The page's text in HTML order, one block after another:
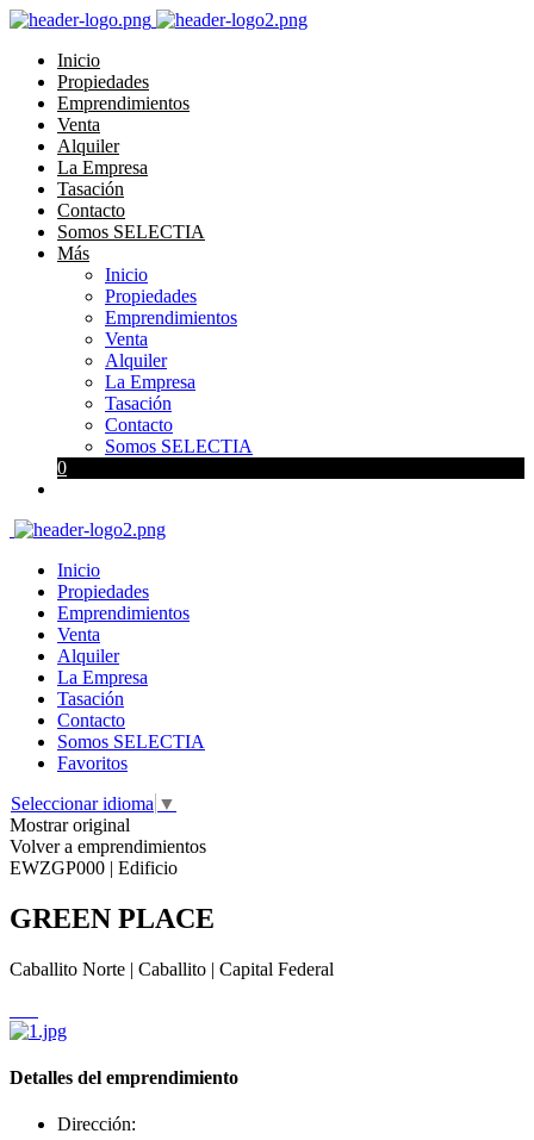
Inicio
Propiedades
Emprendimientos
Venta
Alquiler
La Empresa
Tasación
Contacto
Somos SELECTIA
Más
Inicio
Propiedades
Emprendimientos
Venta
Alquiler
La Empresa
Tasación
Contacto
Somos SELECTIA
0
Inicio
Propiedades
Emprendimientos
Venta
Alquiler
La Empresa
Tasación
Contacto
Somos SELECTIA
Favoritos
Seleccionar idioma ▼
Mostrar original
Volver a emprendimientos
EWZGP000 | Edificio
GREEN PLACE
Caballito Norte | Caballito | Capital Federal
Detalles del emprendimiento
Dirección: